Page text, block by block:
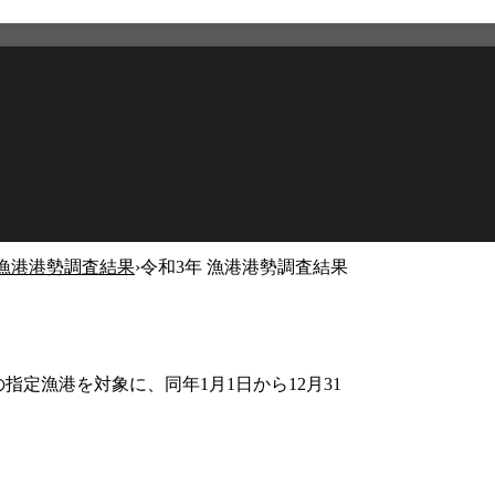
港港勢調査結果›令和3年 漁港港勢調査結果
定漁港を対象に、同年1月1日から12月31